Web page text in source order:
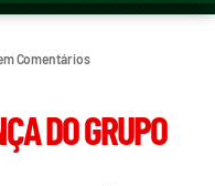
Comentários
DO GRUPO